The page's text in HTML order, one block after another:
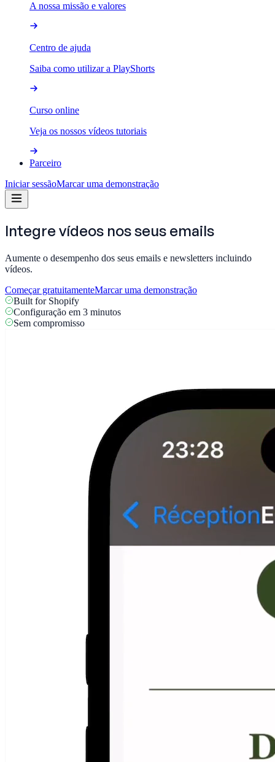
A nossa missão e valores
Centro de ajuda
Saiba como utilizar a PlayShorts
Curso online
Veja os nossos vídeos tutoriais
Parceiro
Iniciar sessãoMarcar uma demonstração
Integre vídeos nos seus emails
Aumente o desempenho dos seus emails e newsletters incluindo
vídeos.
Começar gratuitamenteMarcar uma demonstração
Built for Shopify
Configuração em 3 minutos
Sem compromisso